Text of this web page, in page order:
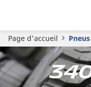
Page d'accueil Pneus